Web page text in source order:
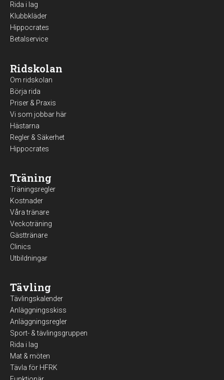
Rida i lag
Klubbkläder
Hippocrates
Betalservice
Ridskolan
Om ridskolan
Börja rida
Priser & Praxis
Vi som jobbar här
Hästarna
Regler & Säkerhet
Hippocrates
Träning
Träningsregler
Kostnader
Våra tränare
Veckoträning
Gästtränare
Clinics
Utbildningar
Tävling
Tävlingskalender
Anläggningsskiss
Anläggningsregler
Sport- & tävlingsgruppen
Rida i lag
Mat & möten
Tävla för HFRK